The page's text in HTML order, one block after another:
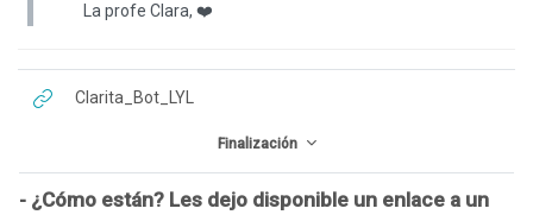
La profe Clara, ❤️
Clarita_Bot_LYL
Finalización
- ¿Cómo están? Les dejo disponible un enlace a un